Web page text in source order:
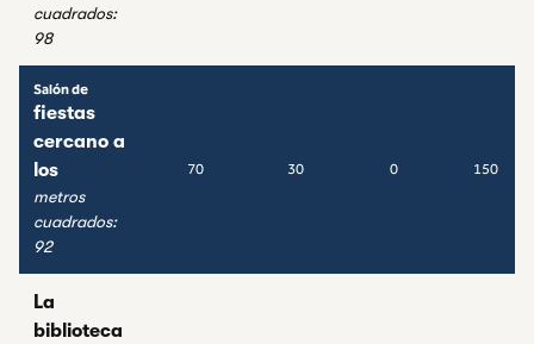
cuadrados:
98
Salón de
fiestas
cercano a
los
metros
cuadrados:
92
70 30 0 150
La
biblioteca